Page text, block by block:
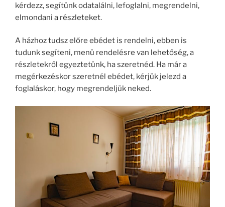
kérdezz, segítünk odatalálni, lefoglalni, megrendelni,
elmondani a részleteket.
A házhoz tudsz előre ebédet is rendelni, ebben is
tudunk segíteni, menü rendelésre van lehetőség, a
részletekről egyeztetünk, ha szeretnéd. Ha már a
megérkezéskor szeretnél ebédet, kérjük jelezd a
foglaláskor, hogy megrendeljük neked.